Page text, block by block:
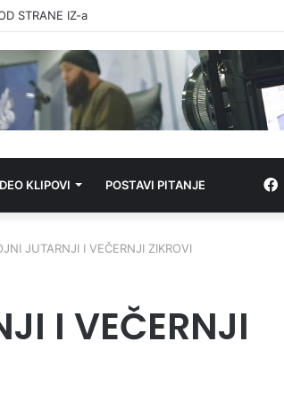
STRANE IZ-a
KLIPOVI POSTAVI PITANJE
JUTARNJI I VEČERNJI ZIKROVI
I VEČERNJI